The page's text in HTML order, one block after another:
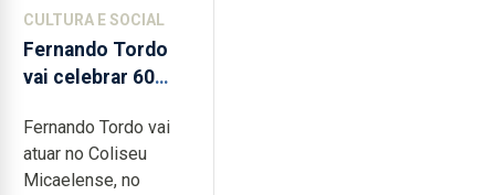
CULTURA E SOCIAL
Fernando Tordo
vai celebrar 60
no Coliseu
Micaelense
Fernando Tordo vai
atuar no Coliseu
Micaelense, no